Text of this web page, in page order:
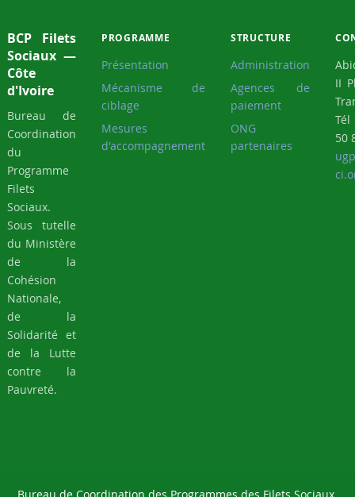
BCP Filets
Sociaux —
Côte
d'Ivoire
Bureau de
Coordination
du
Programme
Filets
Sociaux.
Sous tutelle
du Ministère
de la
Cohésion
Nationale,
de la
Solidarité et
de la Lutte
contre la
Pauvreté.
PROGRAMME
Présentation
Mécanisme de
ciblage
Mesures
d'accompagnement
STRUCTURE
Administration
Agences de
paiement
ONG
partenaires
II
50